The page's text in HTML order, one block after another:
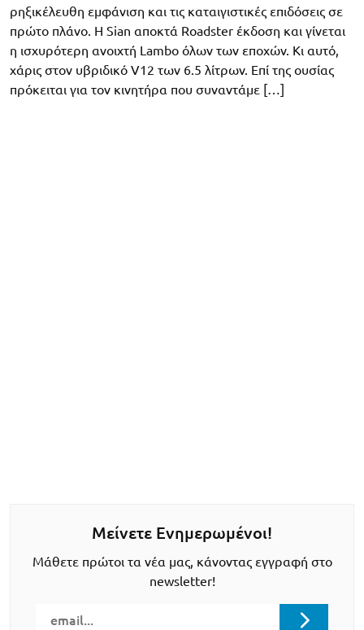
ρηξικέλευθη εμφάνιση και τις καταιγιστικές επιδόσεις σε
πρώτο πλάνο. Η Sian αποκτά Roadster έκδοση και γίνεται
η ισχυρότερη ανοιχτή Lambo όλων των εποχών. Κι αυτό,
χάρις στον υβριδικό V12 των 6.5 λίτρων. Επί της ουσίας
πρόκειται για τον κινητήρα που συναντάμε […]
Μείνετε Ενημερωμένοι!
Μάθετε πρώτοι τα νέα μας, κάνοντας εγγραφή στο
newsletter!